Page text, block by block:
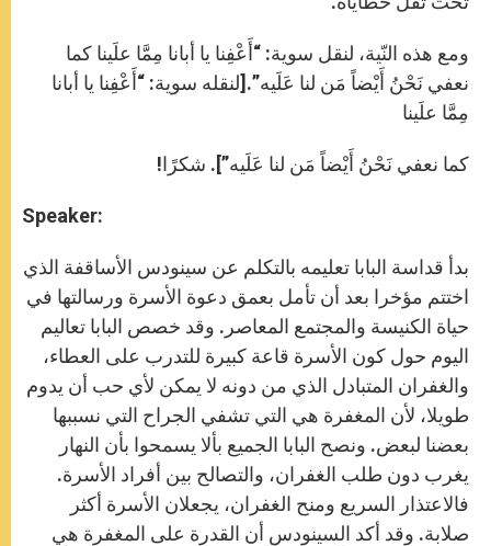
ومع هذه النّية، لنقل سوية: “أَعْفِنا يا أبانا مِمَّا علَينا كما
نعفي نَحْنُ أَيْضاً مَن لنا عَلَيه”.[لنقله سوية: “أَعْفِنا يا أبانا
مِمَّا علَينا
كما نعفي نَحْنُ أَيْضاً مَن لنا عَلَيه”]. شكرًا!
Speaker:
بدأ قداسة البابا تعليمه بالتكلم عن سينودس الأساقفة الذي
اختتم مؤخرا بعد أن تأمل ‏بعمق دعوة ‏الأسرة ورسالتها في
حياة الكنيسة والمجتمع المعاصر. وقد خصص البابا تعاليم
اليوم حول كون الأسرة ‏قاعة كبيرة للتدرب على العطاء،
والغفران المتبادل الذي من دونه لا يمكن لأي حب أن يدوم
طويلا، ‏لأن المغفرة هي التي تشفي الجراح التي نسببها
بعضنا لبعض. ونصح البابا الجميع‏ بألا يسمحوا بأن ‏النهار
يغرب دون طلب الغفران، والتصالح بين أفراد الأسرة.
فالاعتذار السريع ومنح الغفران، ‏يجعلان الأسرة أكثر
صلابة. وقد أكد السينودس أن القدرة على المغفرة هي